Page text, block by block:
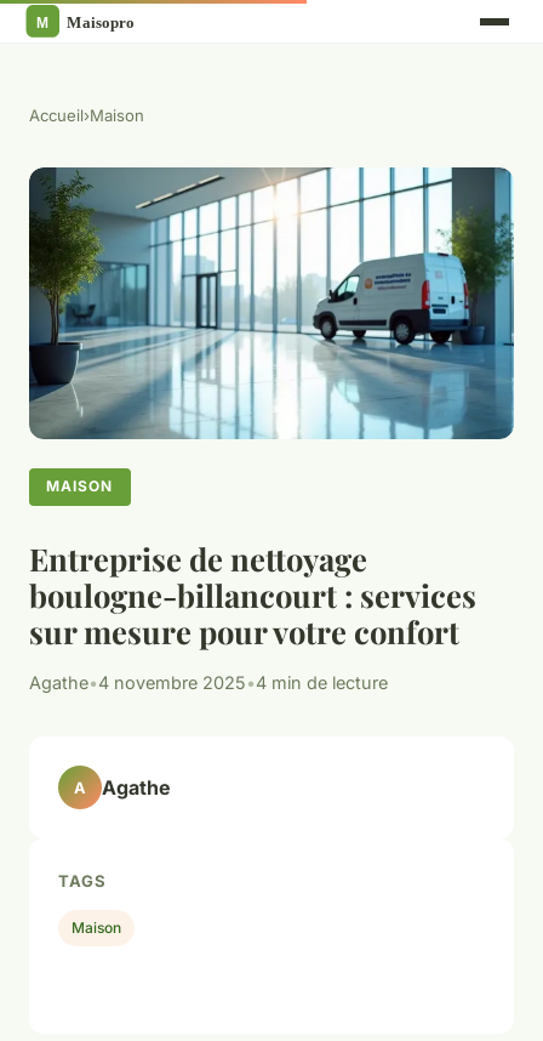
Accueil›Maison
MAISON
Entreprise de nettoyage
boulogne-billancourt : services
sur mesure pour votre confort
Agathe•4 novembre 2025•4 min de lecture
A Agathe
TAGS
Maison